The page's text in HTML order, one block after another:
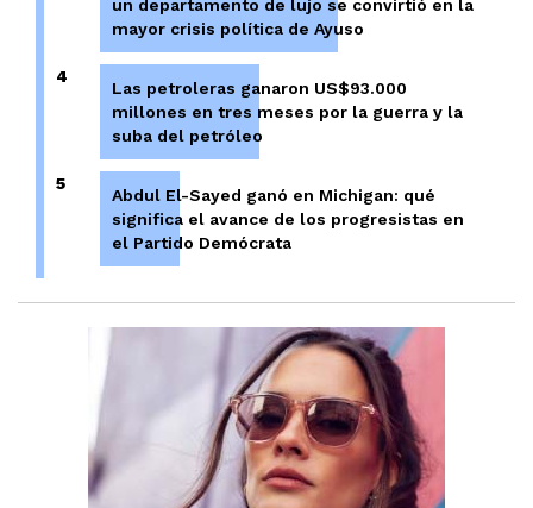
un departamento de lujo se convirtió en la
mayor crisis política de Ayuso
4
Las petroleras ganaron US$93.000
millones en tres meses por la guerra y la
suba del petróleo
5
Abdul El-Sayed ganó en Michigan: qué
significa el avance de los progresistas en
el Partido Demócrata